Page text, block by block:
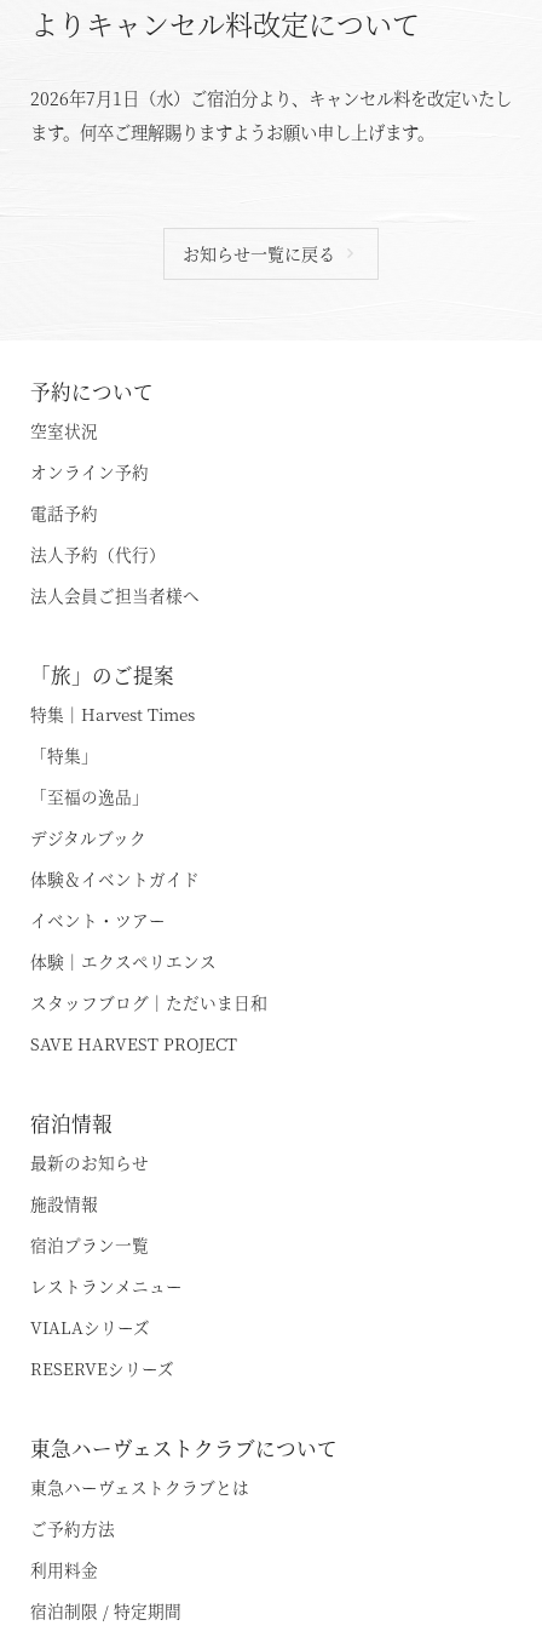
ただいま日和
総合サイトに戻る 施設一覧
よりキャンセル料改定について
2026年7月1日（水）ご宿泊分より、キャンセル料を改定いたし
ます。何卒ご理解賜りますようお願い申し上げます。
お知らせ一覧に戻る
オンライン予約はこちら
※ご利用には「 My Harvest 」へのログインが必要です
お電話でのご予約はこちら
予約について
空室状況
オンライン予約
電話予約
法人予約（代行）
法人会員ご担当者様へ
「旅」のご提案
特集｜Harvest Times
「特集」
「至福の逸品」
デジタルブック
体験＆イベントガイド
イベント・ツアー
体験｜エクスペリエンス
スタッフブログ｜ただいま日和
SAVE HARVEST PROJECT
宿泊情報
最新のお知らせ
施設情報
宿泊プラン一覧
レストランメニュー
VIALAシリーズ
RESERVEシリーズ
東急ハーヴェストクラブについて
東急ハーヴェストクラブとは
ご予約方法
利用料金
宿泊制限 / 特定期間